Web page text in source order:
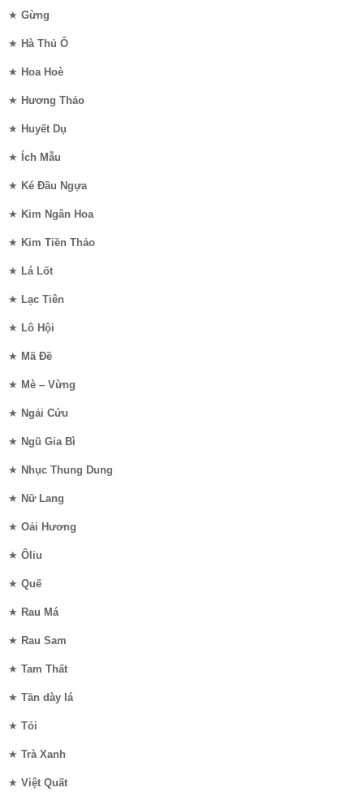
★ Gừng
★ Hà Thủ Ô
★ Hoa Hoè
★ Hương Thảo
★ Huyết Dụ
★ Ích Mẫu
★ Ké Đầu Ngựa
★ Kim Ngân Hoa
★ Kim Tiền Thảo
★ Lá Lốt
★ Lạc Tiên
★ Lô Hội
★ Mã Đề
★ Mè – Vừng
★ Ngải Cứu
★ Ngũ Gia Bì
★ Nhục Thung Dung
★ Nữ Lang
★ Oải Hương
★ Ôliu
★ Quế
★ Rau Má
★ Rau Sam
★ Tam Thất
★ Tần dày lá
★ Tỏi
★ Trà Xanh
★ Việt Quất